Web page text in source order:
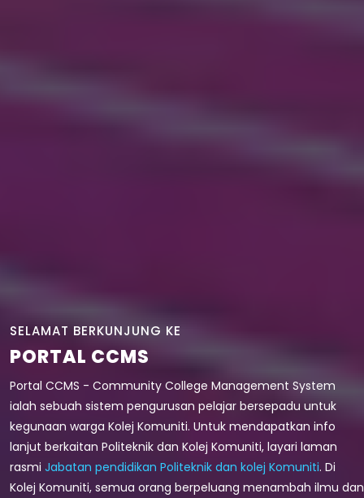
SELAMAT BERKUNJUNG KE
PORTAL CCMS
Portal CCMS - Community College Management System
ialah sebuah sistem pengurusan pelajar bersepadu untuk
kegunaan warga Kolej Komuniti. Untuk mendapatkan info
lanjut berkaitan Politeknik dan Kolej Komuniti, layari laman
rasmi Jabatan pendidikan Politeknik dan kolej Komuniti. Di
Kolej Komuniti, semua orang berpeluang menambah ilmu dan